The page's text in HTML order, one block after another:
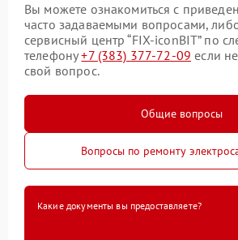
Вы можете ознакомиться с
часто задаваемыми вопросами,
сервисный центр “FIX-iconBIT” по
телефону+7 (383) 377-72-09 если
свой вопрос.
Общие вопросы
Вопросы по ремонту
Какие документы вы предоставляете?